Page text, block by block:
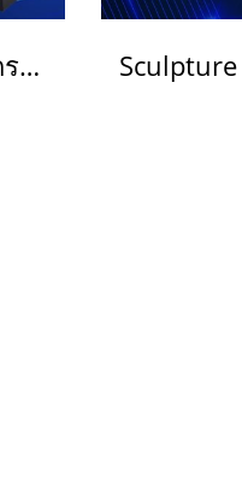
ถ้วยรางวัลประติมากรรม สั่งทำ กอล์ฟ ฟุตบอล วิ่ง ราคาส่ง รหัส MGRS 4006